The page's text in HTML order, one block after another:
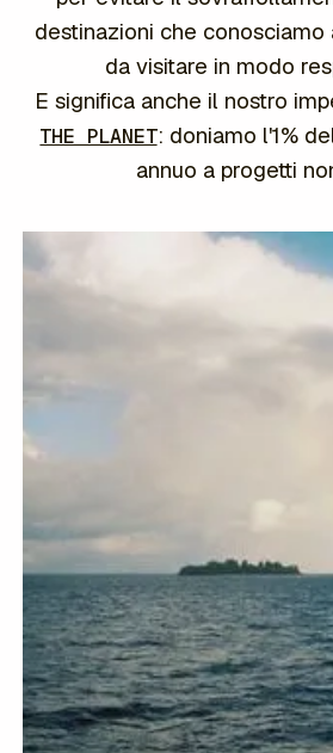
destinazioni che conosciamo
da visitare in modo
E significa anche il nostro
THE PLANET: doniamo l'1%
annuo a progetti